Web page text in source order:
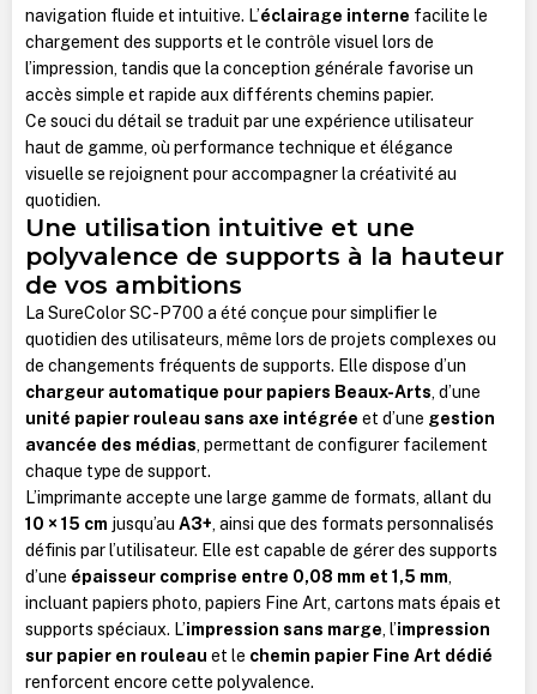
navigation fluide et intuitive. L’éclairage interne facilite le
chargement des supports et le contrôle visuel lors de
l’impression, tandis que la conception générale favorise un
accès simple et rapide aux différents chemins papier.
Ce souci du détail se traduit par une expérience utilisateur
haut de gamme, où performance technique et élégance
visuelle se rejoignent pour accompagner la créativité au
quotidien.
Une utilisation intuitive et une
polyvalence de supports à la hauteur
de vos ambitions
La SureColor SC-P700 a été conçue pour simplifier le
quotidien des utilisateurs, même lors de projets complexes ou
de changements fréquents de supports. Elle dispose d’un
chargeur automatique pour papiers Beaux-Arts, d’une
unité papier rouleau sans axe intégrée et d’une gestion
avancée des médias, permettant de configurer facilement
chaque type de support.
L’imprimante accepte une large gamme de formats, allant du
10 × 15 cm jusqu’au A3+, ainsi que des formats personnalisés
définis par l’utilisateur. Elle est capable de gérer des supports
d’une épaisseur comprise entre 0,08 mm et 1,5 mm,
incluant papiers photo, papiers Fine Art, cartons mats épais et
supports spéciaux. L’impression sans marge, l’impression
sur papier en rouleau et le chemin papier Fine Art dédié
renforcent encore cette polyvalence.